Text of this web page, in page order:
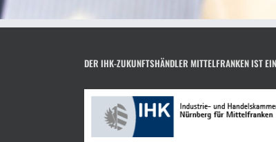
DER IHK-ZUKUNFTSHÄNDLER MITTELFRANKEN IST